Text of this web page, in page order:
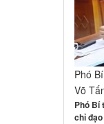
Phó
Võ
Phó Bí
chỉ